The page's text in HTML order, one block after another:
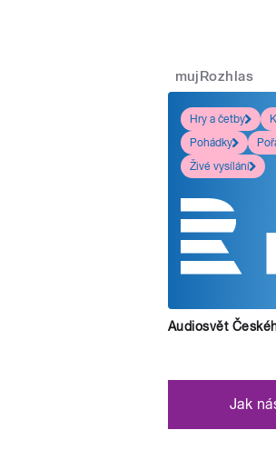
mujRozhlas
Hry a četby
Pohádky
Živé vysílání
Audiosvět
Jak